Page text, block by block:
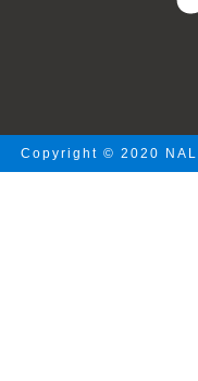
Copyright © 2020